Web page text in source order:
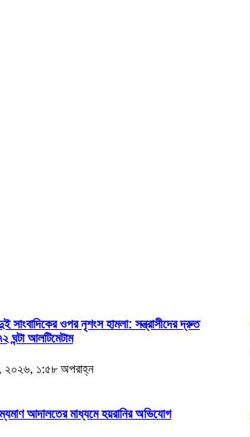
সাংবাদিকের ওপর নৃশংস হামলা: সন্ত্রাসীদের দ্রুত
ঘন্টা আলটিমেটাম
২০২৬, ১:৫৮ অপরাহ্ন
আদালতের মাধ্যমে হয়রানির অভিযোগ